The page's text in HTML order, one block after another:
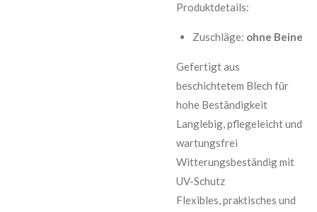
Produktdetails:
Zuschläge: ohne Beine
Gefertigt aus
beschichtetem Blech für
hohe Beständigkeit
Langlebig, pflegeleicht und
wartungsfrei
Witterungsbeständig mit
UV-Schutz
Flexibles, praktisches und